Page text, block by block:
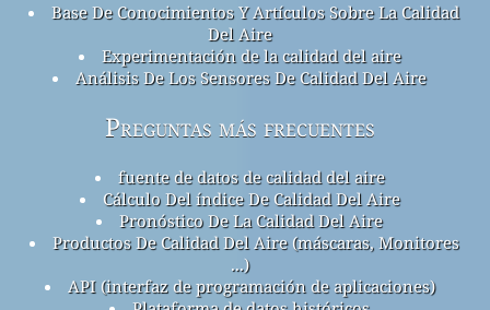
Base De Conocimientos Y Artículos Sobre La Calidad
Del Aire
Experimentación de la calidad del aire
Análisis De Los Sensores De Calidad Del Aire
Preguntas más frecuentes
fuente de datos de calidad del aire
Cálculo Del índice De Calidad Del Aire
Pronóstico De La Calidad Del Aire
Productos De Calidad Del Aire (máscaras, Monitores
...)
API (interfaz de programación de aplicaciones)